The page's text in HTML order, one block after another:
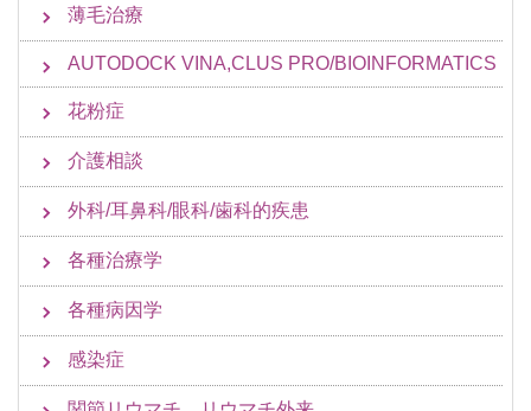
薄毛治療
AUTODOCK VINA,CLUS PRO/BIOINFORMATICS
花粉症
介護相談
外科/耳鼻科/眼科/歯科的疾患
各種治療学
各種病因学
感染症